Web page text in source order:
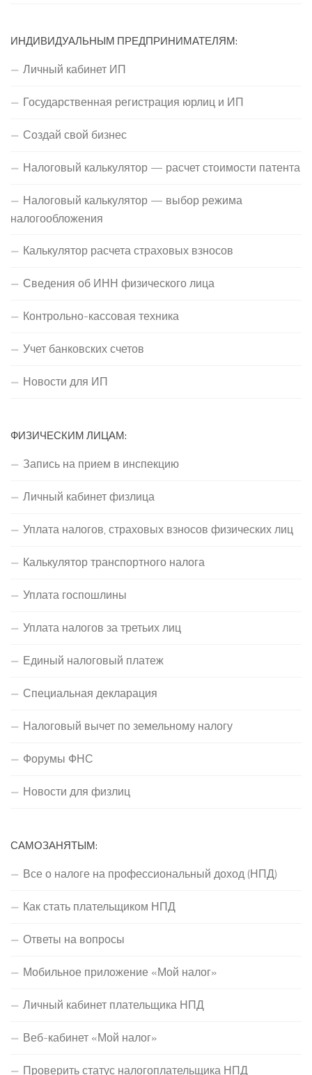
ИНДИВИДУАЛЬНЫМ ПРЕДПРИНИМАТЕЛЯМ:
Личный кабинет ИП
Государственная регистрация юрлиц и ИП
Создай свой бизнес
Налоговый калькулятор — расчет стоимости патента
Налоговый калькулятор — выбор режима
налогообложения
Калькулятор расчета страховых взносов
Сведения об ИНН физического лица
Контрольно-кассовая техника
Учет банковских счетов
Новости для ИП
ФИЗИЧЕСКИМ ЛИЦАМ:
Запись на прием в инспекцию
Личный кабинет физлица
Уплата налогов, страховых взносов физических лиц
Калькулятор транспортного налога
Уплата госпошлины
Уплата налогов за третьих лиц
Единый налоговый платеж
Специальная декларация
Налоговый вычет по земельному налогу
Форумы ФНС
Новости для физлиц
САМОЗАНЯТЫМ:
Все о налоге на профессиональный доход (НПД)
Как стать плательщиком НПД
Ответы на вопросы
Мобильное приложение «Мой налог»
Личный кабинет плательщика НПД
Веб-кабинет «Мой налог»
Проверить статус налогоплательщика НПД